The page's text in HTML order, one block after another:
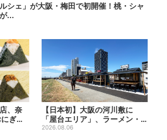
シェ」が大阪・梅田で初開催！桃・シャ
...
、奈
ぎ
き...
【日本初】大阪の河川敷に
「屋台エリア」、ラーメン・
焼肉・しゃぶしゃぶ・カフェ
2026.08.06